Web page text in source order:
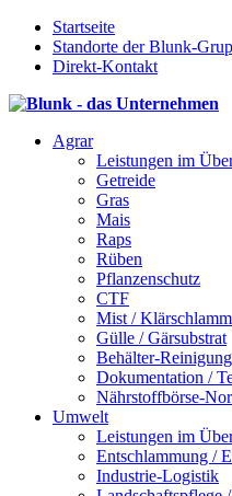
Startseite
Standorte der Blunk-
Direkt-Kontakt
Agrar
Leistungen im
Getreide
Gras
Mais
Raps
Rüben
Pflanzenschutz
CTF
Mist / Klärschlamm
Gülle / Gärsubstrat
Behälter-Reinigung
Dokumentation /
Nährstoffbörse-
Umwelt
Leistungen im
Entschlammung /
Industrie-Logistik